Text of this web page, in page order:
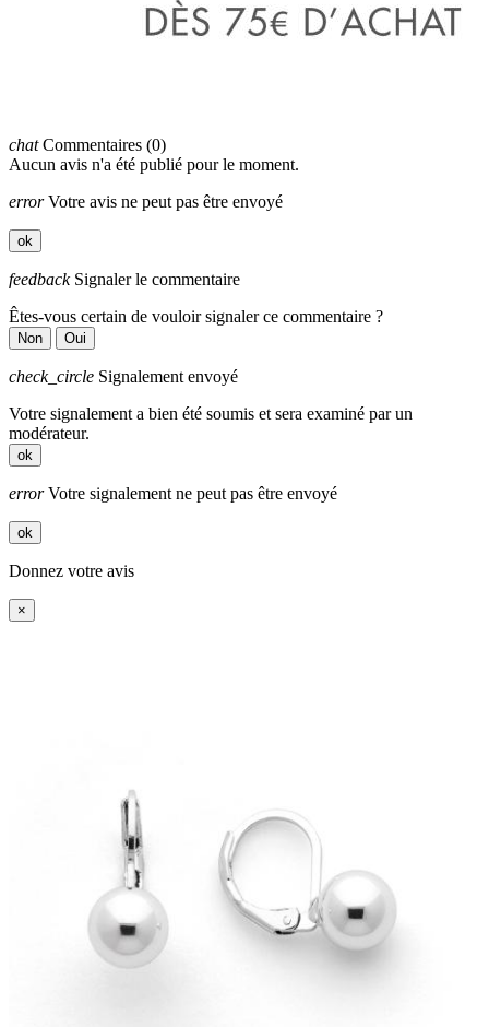
chatCommentaires (0)
Aucun avis n'a été publié pour le moment.
errorVotre avis ne peut pas être envoyé
ok
feedbackSignaler le commentaire
Êtes-vous certain de vouloir signaler ce commentaire ?
Non Oui
check_circle Signalement envoyé
Votre signalement a bien été soumis et sera examiné par un
modérateur.
ok
errorVotre signalement ne peut pas être envoyé
ok
Donnez votre avis
×